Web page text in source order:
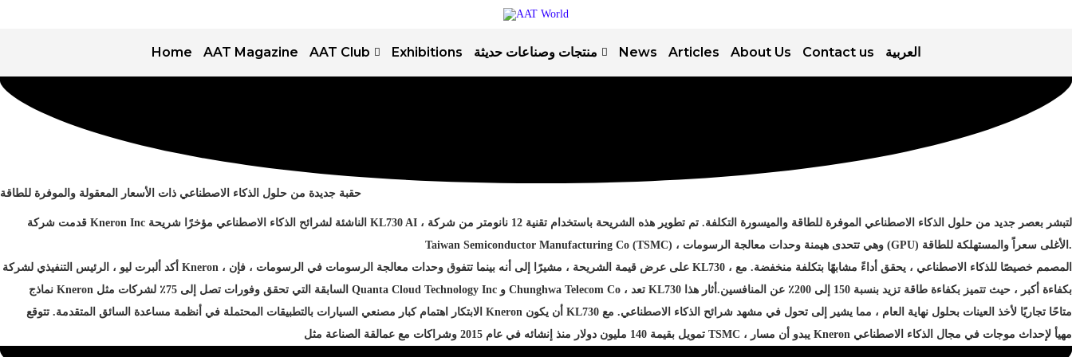
Home AAT Magazine AAT Club Exhibitions منتجات وصناعات حديثة News Articles About Us Contact us العربية
حقبة جديدة من حلول الذكاء الاصطناعي ذات الأسعار المعقولة والموفرة للطاقة
قدمت شركة Kneron Inc الناشئة لشرائح الذكاء الاصطناعي مؤخرًا شريحة KL730 AI
، لتبشر بعصر جديد من حلول الذكاء الاصطناعي الموفرة للطاقة والميسورة التكلفة. تم تطوير هذه الشريحة باستخدام تقنية 12 نانومتر من شركة
Taiwan Semiconductor Manufacturing Co (TSMC)
، وهي تتحدى هيمنة وحدات معالجة الرسومات (GPU) الأغلى سعراً والمستهلكة للطاقة .
أكد ألبرت ليو ، الرئيس التنفيذي لشركة Kneron ، على عرض قيمة الشريحة ، مشيرًا إلى أنه بينما تتفوق وحدات معالجة الرسومات في الرسومات ، فإن KL730 ، المصمم خصيصًا للذكاء الاصطناعي ، يحقق أداءً مشابهًا بتكلفة منخفضة. مع
نماذج Kneron السابقة التي تحقق وفورات تصل إلى 75٪ لشركات مثل Quanta Cloud Technology Inc و Chunghwa Telecom Co ، تعد KL730 بكفاءة أكبر ، حيث تتميز بكفاءة طاقة تزيد بنسبة 150 إلى 200٪ عن المنافسين . أثار هذا
الابتكار اهتمام كبار مصنعي السيارات بالتطبيقات المحتملة في أنظمة مساعدة السائق المتقدمة. تتوقع Kneron أن يكون KL730 متاحًا تجاريًا لأخذ العينات بحلول نهاية العام ، مما يشير إلى تحول في مشهد شرائح الذكاء الاصطناعي. مع
تمويل بقيمة 140 مليون دولار منذ إنشائه في عام 2015 وشراكات مع عمالقة الصناعة مثل TSMC ، يبدو أن مسار Kneron مهيأ لإحداث موجات في مجال الذكاء الاصطناعي